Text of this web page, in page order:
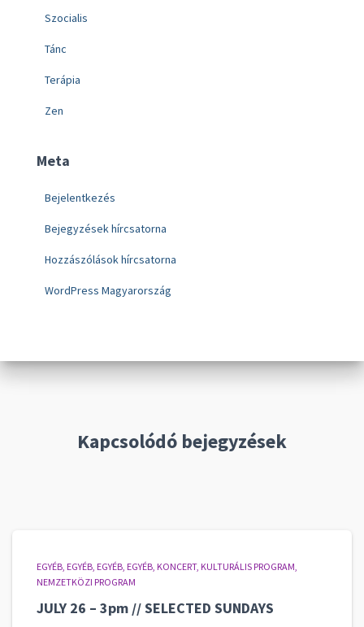
Szocialis
Tánc
Terápia
Zen
Meta
Bejelentkezés
Bejegyzések hírcsatorna
Hozzászólások hírcsatorna
WordPress Magyarország
Kapcsolódó bejegyzések
EGYÉB EGYÉB EGYÉB EGYÉB KONCERT KULTURÁLIS PROGRAM
NEMZETKÖZI PROGRAM
JULY 26 – 3pm // SELECTED SUNDAYS